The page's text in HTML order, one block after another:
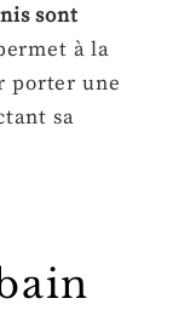
sont
à la
porter une
sa